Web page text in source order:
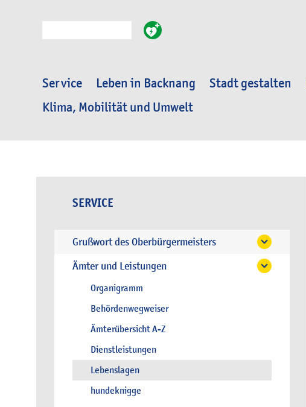
Service Leben in Backnang Stadt gestalten
Klima, Mobilität und Umwelt
SERVICE
Grußwort des Oberbürgermeisters
Ämter und Leistungen
Organigramm
Behördenwegweiser
Ämterübersicht A-Z
Dienstleistungen
Lebenslagen
hundeknigge